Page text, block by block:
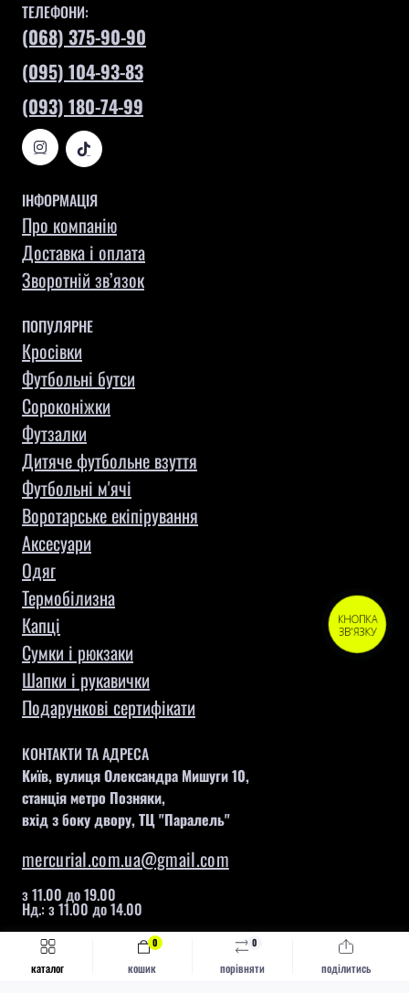
каталог порівняти
0
поділитись
кошик
0
Швидке замовлення
ТЕЛЕФОНИ:
(068) 375-90-90
(095) 104-93-83
(093) 180-74-99
ІНФОРМАЦІЯ
Про компанію
Доставка і оплата
Зворотній зв’язок
ПОПУЛЯРНЕ
Кросівки
Футбольні бутси
Сороконіжки
Футзалки
Дитяче футбольне взуття
Футбольні м'ячі
Воротарське екіпірування
Aксесуари
Одяг
Термобілизна
Капці
Сумки і рюкзаки
Шапки і рукавички
Подарункові сертифікати
КОНТАКТИ ТА АДРЕСА
Київ, вулиця Олександра Мишуги 10,
станція метро Позняки,
вхід з боку двору, ТЦ "Паралель"
mercurial.com.ua@gmail.com
з 11.00 до 19.00
Нд.: з 11.00 до 14.00
КНОПКА
ЗВ'ЯЗКУ